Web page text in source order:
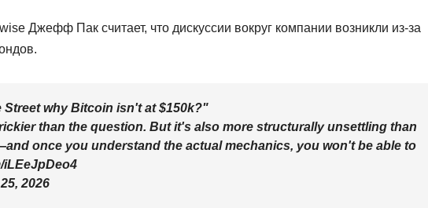
Джефф Пак считает, что дискуссии вокруг компании возникли из-за
why Bitcoin isn't at $150k?"
than the question. But it's also more structurally unsettling than
once you understand the actual mechanics, you won't be able to
iLEeJpDeo4
2026